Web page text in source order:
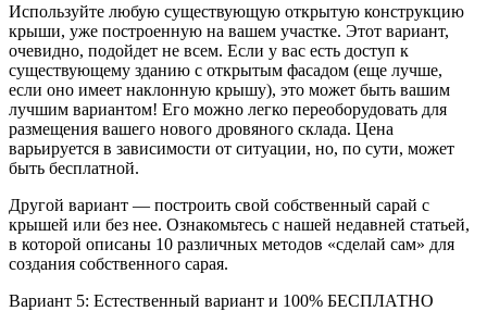
Используйте любую существующую открытую конструкцию
крыши, уже построенную на вашем участке. Этот вариант,
очевидно, подойдет не всем. Если у вас есть доступ к
существующему зданию с открытым фасадом (еще лучше,
если оно имеет наклонную крышу), это может быть вашим
лучшим вариантом! Его можно легко переоборудовать для
размещения вашего нового дровяного склада. Цена
варьируется в зависимости от ситуации, но, по сути, может
быть бесплатной.
Другой вариант — построить свой собственный сарай с
крышей или без нее. Ознакомьтесь с нашей недавней статьей,
в которой описаны 10 различных методов «сделай сам» для
создания собственного сарая.
Вариант 5: Естественный вариант и 100% БЕСПЛАТНО